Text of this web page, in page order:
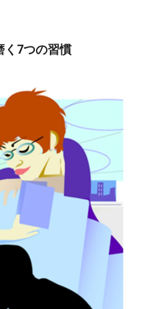
く7つの習慣